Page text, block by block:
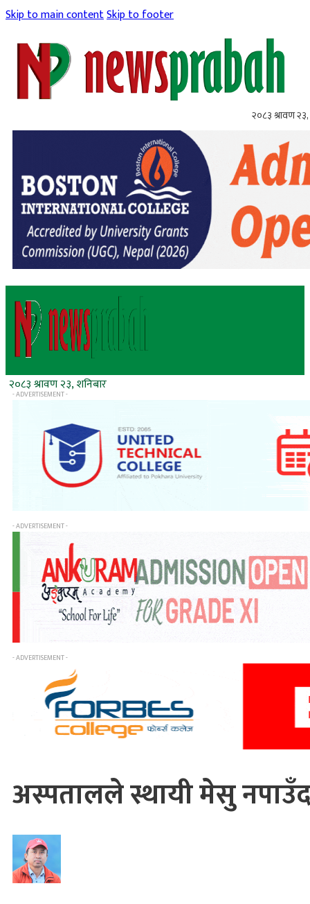
Skip to main contentSkip to footer
२०८३ श्रावण २३,
२०८३ श्रावण २३, शनिबार
- ADVERTISEMENT -
- ADVERTISEMENT -
- ADVERTISEMENT -
अस्पतालले स्थायी मेसु